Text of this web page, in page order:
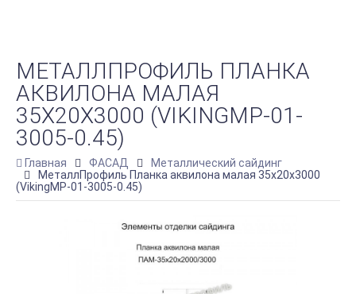
МЕТАЛЛПРОФИЛЬ ПЛАНКА
АКВИЛОНА МАЛАЯ
35Х20Х3000 (VIKINGMP-01-
3005-0.45)
Главная ФАСАД
Металлический сайдинг
МеталлПрофиль Планка аквилона малая 35х20х3000
(VikingMP-01-3005-0.45)